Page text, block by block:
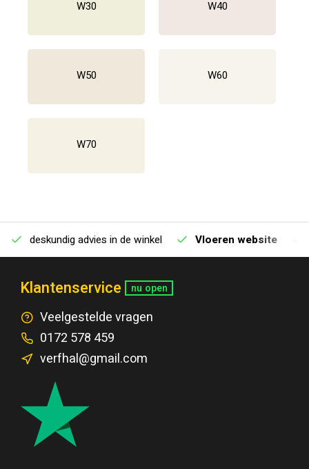
W30 W40
W50 W60
W70
deskundig advies in de winkel Vloeren website
Klantenservice nu open
Veelgestelde vragen
0172 578 459
verfhal@gmail.com